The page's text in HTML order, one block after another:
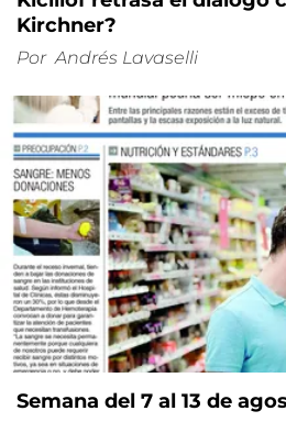
Kirchner?
Por Andrés Lavaselli
Semana del 7 al 13 de